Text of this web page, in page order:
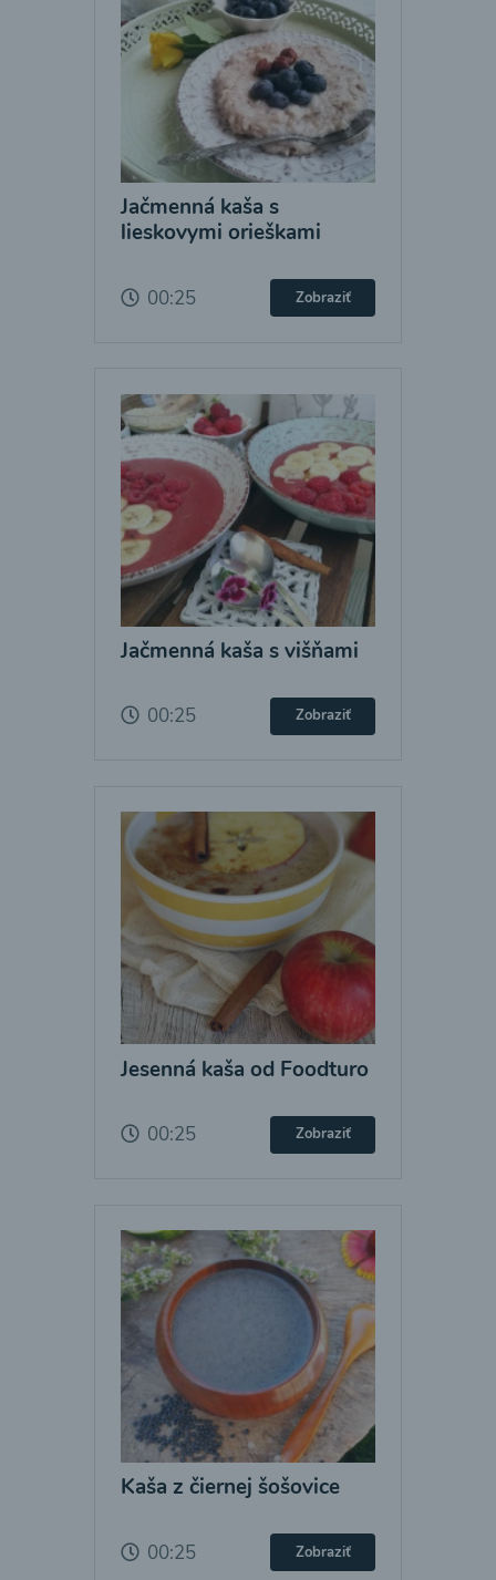
Jačmenná kaša s
lieskovymi orieškami
00:25 Zobraziť
Jačmenná kaša s višňami
00:25 Zobraziť
Jesenná kaša od Foodturo
00:25 Zobraziť
Kaša z čiernej šošovice
00:25 Zobraziť